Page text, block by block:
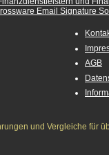
Email Signature
AGB
und Vergleiche für